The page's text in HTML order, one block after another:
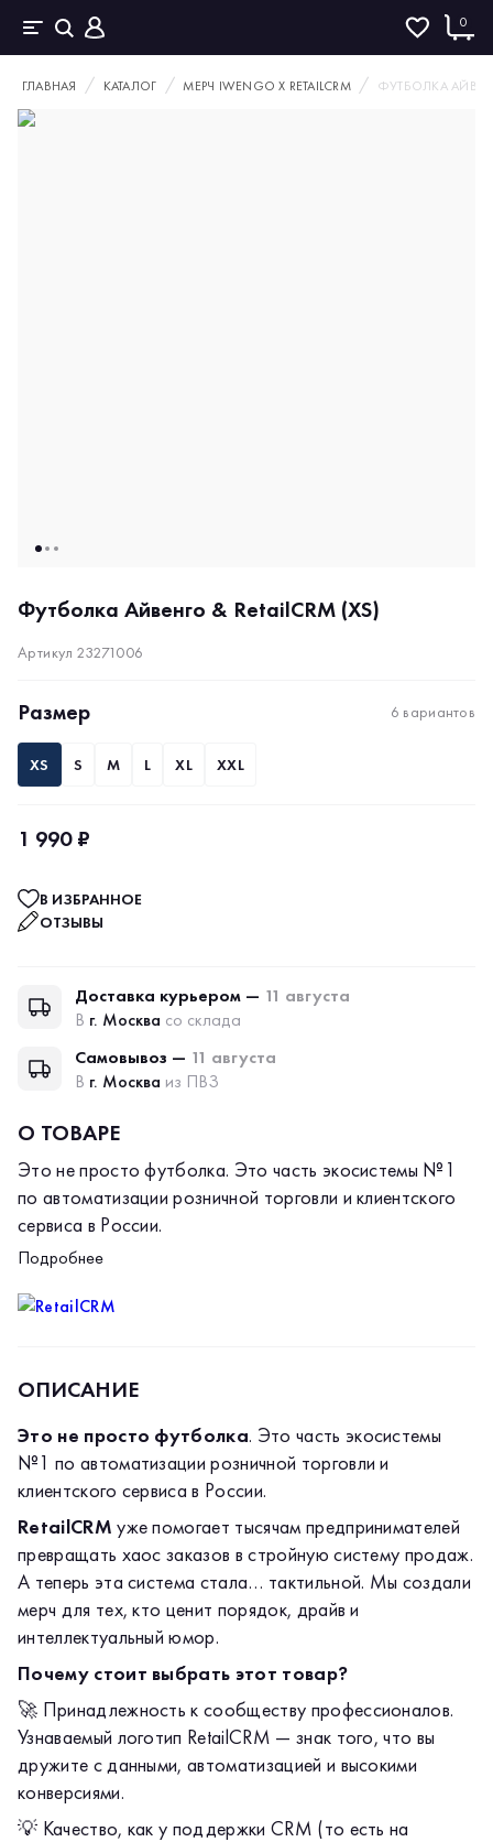
0
ГЛАВНАЯ КАТАЛОГ МЕРЧ IWENGO Х RETAILCRM ФУТБОЛКА
Футболка Айвенго & RetailCRM (XS)
Артикул 23271006
Размер 6 вариантов
XS S M L XL XXL
1 990 ₽
В ИЗБРАННОЕ
ОТЗЫВЫ
Доставка курьером — 11 августа
В г. Москва со склада
Самовывоз — 11 августа
В г. Москва из ПВЗ
О ТОВАРЕ
Это не просто футболка. Это часть экосистемы №1
по автоматизации розничной торговли и клиентского
сервиса в России.
RetailCRMуже помогает тысячам предпринимателей
А теперь эта система стала… тактильной. Мы создали
Узнаваемый логотип RetailCRM — знак того, что вы
конверсиями.
💡 Качество, как у поддержки CRM (то есть на
высоте). Мы подошли к пошиву/производству так же
серьёзно, как к разработке интеграций: никаких
«сырых» швов, выцветших красок и дешевых
материалов.
😎 Разговорный код e-commerce. Футболка/кружка с
символикой RetailCRM — лучший способ найти «своих»
на профильной конференции или просто в кофейне.
Кому подойдет:
Владельцам интернет-магазинов.
Операторам, сделавшим 1000+ заказов.
Айтишникам, которые знают, что API — это любовь.
Лучший мерч — тот, который не пылится в шкафу, а
работает на имидж. Забирайте свой кусочек
RetailCRM.
Подробнее
ОПИСАНИЕ
Это не просто футболка. Это часть экосистемы
№1 по автоматизации розничной торговли и
клиентского сервиса в России.
RetailCRM уже помогает тысячам предпринимателей
превращать хаос заказов в стройную систему продаж.
А теперь эта система стала… тактильной. Мы создали
мерч для тех, кто ценит порядок, драйв и
интеллектуальный юмор.
Почему стоит выбрать этот товар?
🚀 Принадлежность к сообществу профессионалов.
Узнаваемый логотип RetailCRM — знак того, что вы
дружите с данными, автоматизацией и высокими
конверсиями.
💡 Качество, как у поддержки CRM (то есть на